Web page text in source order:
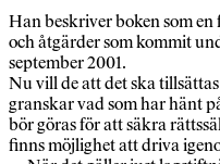
Han beskriver boken som en
och åtgärder som kommit
september 2001.
Nu vill de att det ska
granskar vad som har hänt
bör göras för att säkra
finns möjlighet att driva